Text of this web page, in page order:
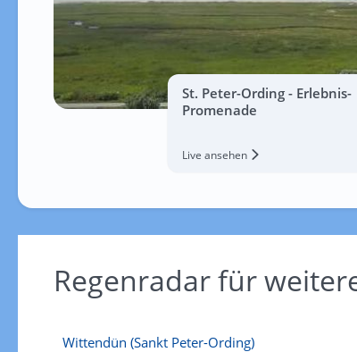
St. Peter-Ording - Erlebnis-
Promenade
Live ansehen
Regenradar für
Wittendün (Sankt Peter-Ording)